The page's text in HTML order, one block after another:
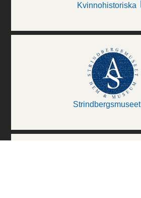
Kvinnohistoriska
Strindbergsmuseet